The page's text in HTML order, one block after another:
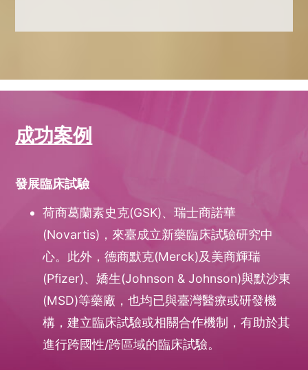
成功案例
發展臨床試驗
荷商葛蘭素史克(GSK)、瑞士商諾華
(Novartis)，來臺成立新藥臨床試驗研究中
心。此外，德商默克(Merck)及美商輝瑞
(Pfizer)、嬌生(Johnson & Johnson)與默沙東
(MSD)等藥廠，也均已與臺灣醫療或研發機
構，建立臨床試驗或相關合作機制，有助於其
進行跨國性/跨區域的臨床試驗。